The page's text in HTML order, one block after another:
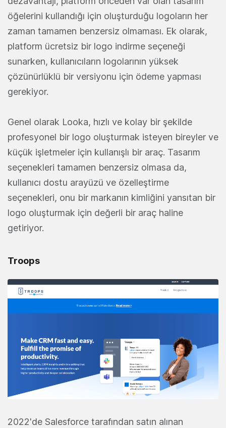
öğelerini kullandığı için oluşturduğu logoların her
zaman tamamen benzersiz olmaması. Ek olarak,
platform ücretsiz bir logo indirme seçeneği
sunarken, kullanıcıların logolarının yüksek
çözünürlüklü bir versiyonu için ödeme yapması
gerekiyor.
Genel olarak Looka, hızlı ve kolay bir şekilde
profesyonel bir logo oluşturmak isteyen bireyler ve
küçük işletmeler için kullanışlı bir araç. Tasarım
seçenekleri tamamen benzersiz olmasa da,
kullanıcı dostu arayüzü ve özelleştirme
seçenekleri, onu bir markanın kimliğini yansıtan bir
logo oluşturmak için değerli bir araç haline
getiriyor.
Troops
2022'de Salesforce tarafından satın alınan